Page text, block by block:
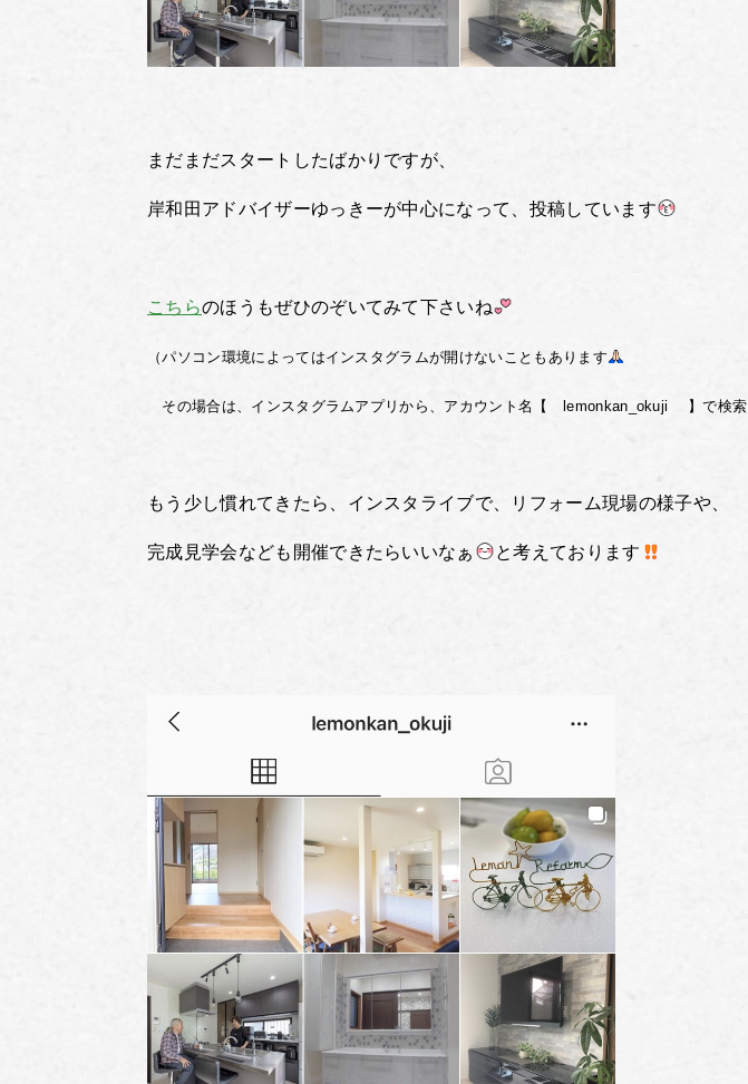
まだまだスタートしたばかりですが、
岸和田アドバイザーゆっきーが中心になって、投稿しています
こちらのほうもぜひのぞいてみて下さいね
（パソコン環境によってはインスタグラムが開けないこともあります
その場合は、インスタグラムアプリから、アカウント名【 lemonkan_okuji 】で検索
もう少し慣れてきたら、インスタライブで、リフォーム現場の様子や、
完成見学会なども開催できたらいいなぁ と考えております